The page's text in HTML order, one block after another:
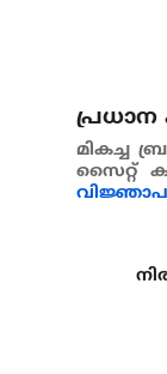
മികച്ച
സൈറ്റ്